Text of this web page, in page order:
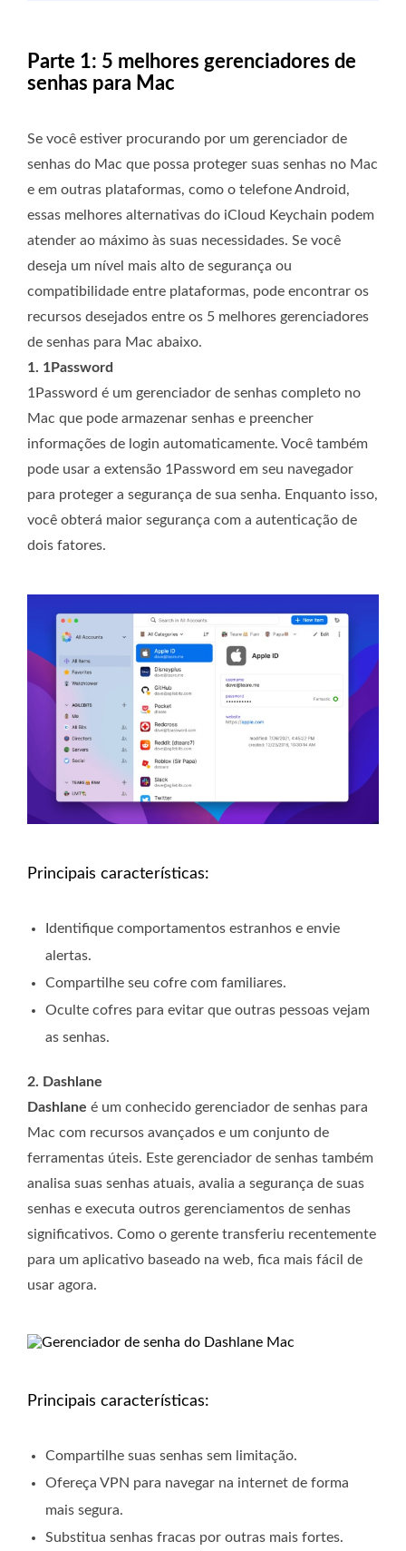
Parte 1: 5 melhores gerenciadores de
senhas para Mac
Se você estiver procurando por um gerenciador de
senhas do Mac que possa proteger suas senhas no Mac
e em outras plataformas, como o telefone Android,
essas melhores alternativas do iCloud Keychain podem
atender ao máximo às suas necessidades. Se você
deseja um nível mais alto de segurança ou
compatibilidade entre plataformas, pode encontrar os
recursos desejados entre os 5 melhores gerenciadores
de senhas para Mac abaixo.
1. 1Password
1Password é um gerenciador de senhas completo no
Mac que pode armazenar senhas e preencher
informações de login automaticamente. Você também
pode usar a extensão 1Password em seu navegador
para proteger a segurança de sua senha. Enquanto isso,
você obterá maior segurança com a autenticação de
dois fatores.
Principais características:
Identifique comportamentos estranhos e envie
alertas.
Compartilhe seu cofre com familiares.
Oculte cofres para evitar que outras pessoas vejam
as senhas.
2. Dashlane
Dashlane é um conhecido gerenciador de senhas para
Mac com recursos avançados e um conjunto de
ferramentas úteis. Este gerenciador de senhas também
analisa suas senhas atuais, avalia a segurança de suas
senhas e executa outros gerenciamentos de senhas
significativos. Como o gerente transferiu recentemente
para um aplicativo baseado na web, fica mais fácil de
usar agora.
Principais características:
Compartilhe suas senhas sem limitação.
Ofereça VPN para navegar na internet de forma
mais segura.
Substitua senhas fracas por outras mais fortes.